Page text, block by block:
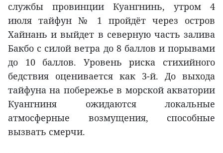
службы провинции Куангнинь, утром 4
июля тайфун № 1 пройдёт через остров
Хайнань и выйдет в северную часть залива
Бакбо с силой ветра до 8 баллов и порывами
до 10 баллов. Уровень риска стихийного
бедствия оценивается как 3-й. До выхода
тайфуна на побережье в морской акватории
Куангниня ожидаются локальные
атмосферные возмущения, способные
вызвать смерчи.